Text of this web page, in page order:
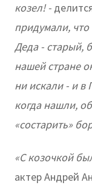
козел! -
придумали, что
Деда - старый,
нашей стране
ни искали - и в
когда нашли,
«состарить»
«С козочкой
актер Андрей